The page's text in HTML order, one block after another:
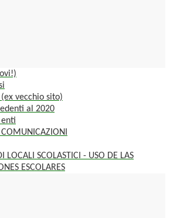
vecchio sito)
al 2020
COMUNICAZIONI
LOCALI SCOLASTICI - USO DE LAS
ESCOLARES